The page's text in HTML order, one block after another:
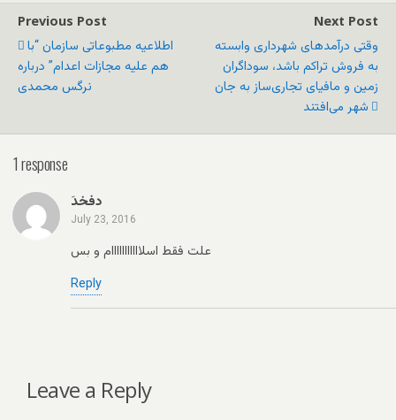
Previous Post
اطلاعیه مطبوعاتی سازمان “با
هم علیه مجازات اعدام” درباره
نرگس محمدی
Next Post
وقتی درآمدهای شهرداری وابسته
به فروش تراکم باشد، سوداگران
زمین و مافیای تجاری‌ساز به جان
شهر می‌افتند
1 response
َدفخد
July 23, 2016
علت فقط اسلااااااااااام و بس
Reply
Leave a Reply